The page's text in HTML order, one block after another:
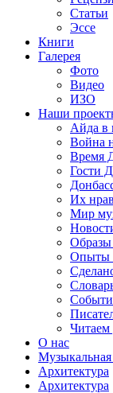
Статьи
Эссе
Книги
Галерея
Фото
Видео
ИЗО
Наши
Айда в
Война
Время
Гости
Их
Мир
Образы
Опыты
Читаем
О нас
Музыкальная
Архитектура
Архитектура